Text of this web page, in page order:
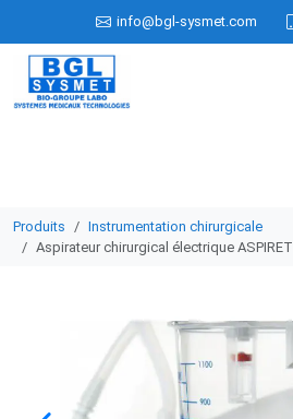
info@bgl-sysmet.com
Produits
Instrumentation chirurgicale
Aspirateur chirurgical électrique ASPIRET